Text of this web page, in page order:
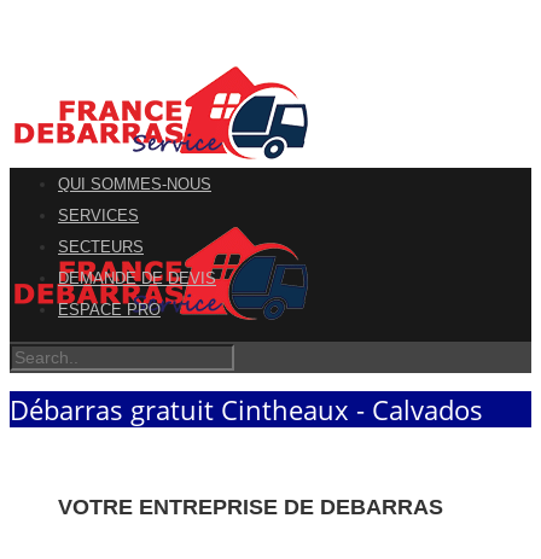
QUI SOMMES-NOUS
SERVICES
SECTEURS
DEMANDE DE DEVIS
ESPACE PRO
Débarras gratuit Cintheaux - Calvados
VOTRE ENTREPRISE DE DEBARRAS